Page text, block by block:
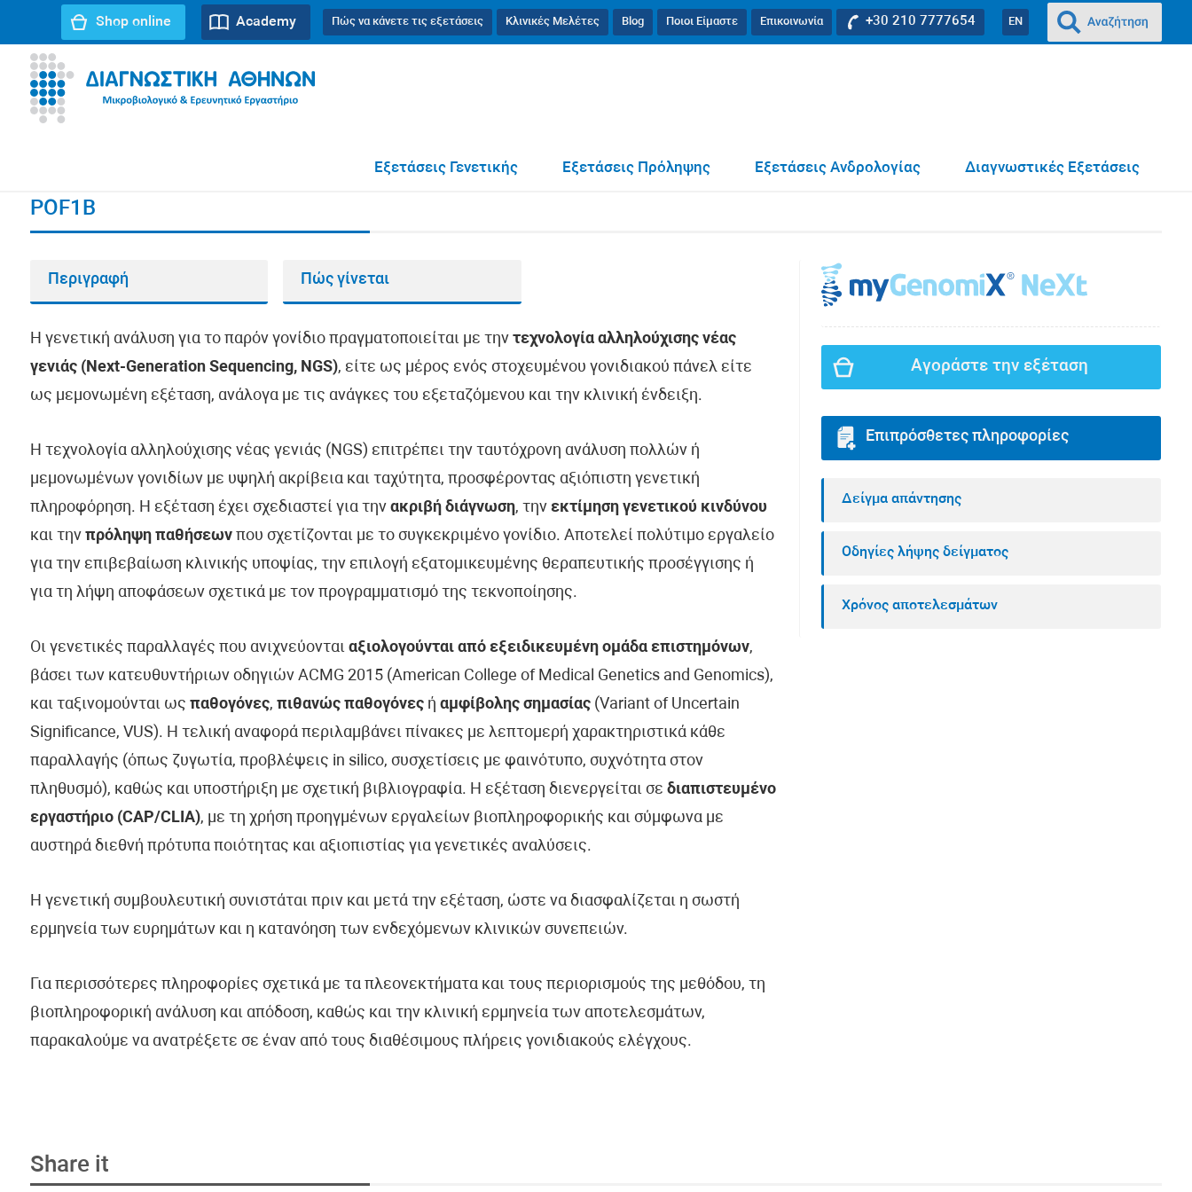
EN
+30 210 7777654
Επικοινωνία
Ποιοι Είμαστε
Blog
Κλινικές Μελέτες
Πώς να κάνετε τις εξετάσεις
Academy
Shop online
Διαγνωστικές Εξετάσεις
Εξετάσεις Ανδρολογίας
Εξετάσεις Πρόληψης
Εξετάσεις Γενετικής
POF1B
Περιγραφή Πώς γίνεται
Η γενετική ανάλυση για το παρόν γονίδιο πραγματοποιείται με την τεχνολογία αλληλούχισης νέας
γενιάς (Next-Generation Sequencing, NGS), είτε ως μέρος ενός στοχευμένου γονιδιακού πάνελ είτε
ως μεμονωμένη εξέταση, ανάλογα με τις ανάγκες του εξεταζόμενου και την κλινική ένδειξη.
Η τεχνολογία αλληλούχισης νέας γενιάς (NGS) επιτρέπει την ταυτόχρονη ανάλυση πολλών ή
μεμονωμένων γονιδίων με υψηλή ακρίβεια και ταχύτητα, προσφέροντας αξιόπιστη γενετική
πληροφόρηση. Η εξέταση έχει σχεδιαστεί για την ακριβή διάγνωση, την εκτίμηση γενετικού κινδύνου
και την πρόληψη παθήσεωνπου σχετίζονται με το συγκεκριμένο γονίδιο. Αποτελεί πολύτιμο εργαλείο
για την επιβεβαίωση κλινικής υποψίας, την επιλογή εξατομικευμένης θεραπευτικής προσέγγισης ή
για τη λήψη αποφάσεων σχετικά με τον προγραμματισμό της τεκνοποίησης.
Οι γενετικές παραλλαγές που ανιχνεύονται αξιολογούνται από εξειδικευμένη ομάδα επιστημόνων,
βάσει των κατευθυντήριων οδηγιών ACMG 2015 (American College of Medical Genetics and Genomics),
και ταξινομούνται ως παθογόνες, πιθανώς παθογόνεςή αμφίβολης σημασίας(Variant of Uncertain
Significance, VUS). Η τελική αναφορά περιλαμβάνει πίνακες με λεπτομερή χαρακτηριστικά κάθε
παραλλαγής (όπως ζυγωτία, προβλέψεις in silico, συσχετίσεις με φαινότυπο, συχνότητα στον
πληθυσμό), καθώς και υποστήριξη με σχετική βιβλιογραφία. Η εξέταση διενεργείται σε διαπιστευμένο
εργαστήριο (CAP/CLIA), με τη χρήση προηγμένων εργαλείων βιοπληροφορικής και σύμφωνα με
αυστηρά διεθνή πρότυπα ποιότητας και αξιοπιστίας για γενετικές αναλύσεις.
Η γενετική συμβουλευτική συνιστάται πριν και μετά την εξέταση, ώστε να διασφαλίζεται η σωστή
ερμηνεία των ευρημάτων και η κατανόηση των ενδεχόμενων κλινικών συνεπειών.
Για περισσότερες πληροφορίες σχετικά με τα πλεονεκτήματα και τους περιορισμούς της μεθόδου, τη
βιοπληροφορική ανάλυση και απόδοση, καθώς και την κλινική ερμηνεία των αποτελεσμάτων,
παρακαλούμε να ανατρέξετε σε έναν από τους διαθέσιμους πλήρεις γονιδιακούς ελέγχους.
Αγοράστε την εξέταση
Επιπρόσθετες πληροφορίες
Δείγμα απάντησης
Οδηγίες λήψης δείγματος
Χρόνος αποτελεσμάτων
Share it